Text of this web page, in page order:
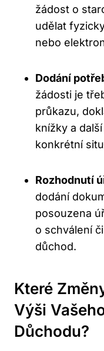
žádost o
udělat
nebo
Dodání
žádosti je
průkazu,
knížky a
konkrétní
Rozhodnutí
dodání
posouzena
o schválení
důchod.
Které
Výši
Důchodu?